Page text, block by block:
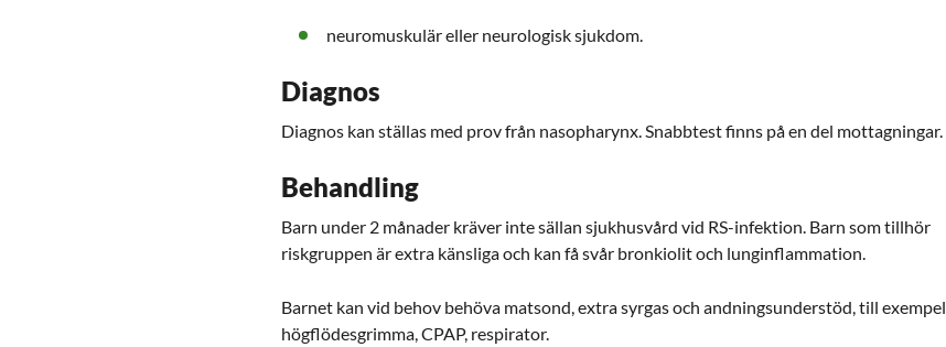
neuromuskulär eller neurologisk sjukdom.
Diagnos
Diagnos kan ställas med prov från nasopharynx. Snabbtest finns på en del mottagningar.
Behandling
Barn under 2 månader kräver inte sällan sjukhusvård vid RS-infektion. Barn som tillhör
riskgruppen är extra känsliga och kan få svår bronkiolit och lunginflammation.
Barnet kan vid behov behöva matsond, extra syrgas och andningsunderstöd, till exempel
högflödesgrimma, CPAP, respirator.